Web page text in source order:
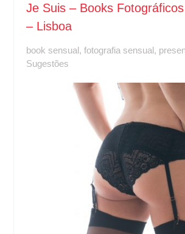
Je Suis – Books
– Lisboa
book sensual,fotografia sensual,
Sugestões